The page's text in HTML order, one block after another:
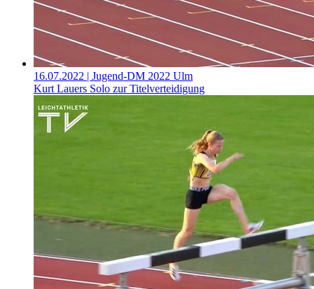
16.07.2022 | Jugend-DM 2022 Ulm
Kurt Lauers Solo zur Titelverteidigung